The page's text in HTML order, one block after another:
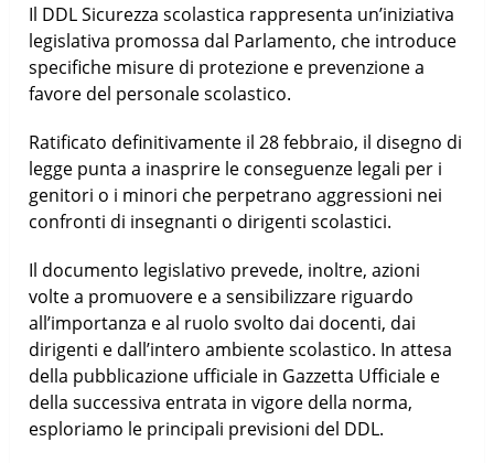
Il DDL Sicurezza scolastica rappresenta un’iniziativa
legislativa promossa dal Parlamento, che introduce
specifiche misure di protezione e prevenzione a
favore del personale scolastico.
Ratificato definitivamente il 28 febbraio, il disegno di
legge punta a inasprire le conseguenze legali per i
genitori o i minori che perpetrano aggressioni nei
confronti di insegnanti o dirigenti scolastici.
Il documento legislativo prevede, inoltre, azioni
volte a promuovere e a sensibilizzare riguardo
all’importanza e al ruolo svolto dai docenti, dai
dirigenti e dall’intero ambiente scolastico. In attesa
della pubblicazione ufficiale in Gazzetta Ufficiale e
della successiva entrata in vigore della norma,
esploriamo le principali previsioni del DDL.